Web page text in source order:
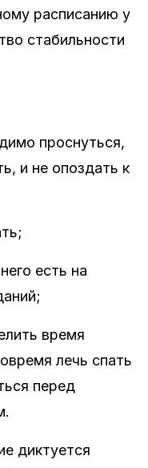
расписанию у
стабильности
проснуться,
и не опоздать к
есть на
время
лечь спать
перед
диктуется